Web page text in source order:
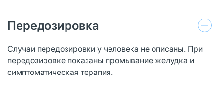
Передозировка
Случаи передозировки у человека не описаны. При
передозировке показаны промывание желудка и
симптоматическая терапия.